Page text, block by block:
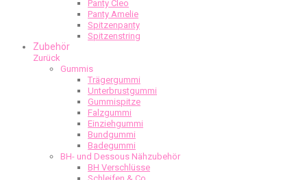
Panty Cleo
Panty Amelie
Spitzenpanty
Spitzenstring
Zubehör
Zurück
Gummis
Trägergummi
Unterbrustgummi
Gummispitze
Falzgummi
Einziehgummi
Bundgummi
Badegummi
BH- und Dessous Nähzubehör
BH Verschlüsse